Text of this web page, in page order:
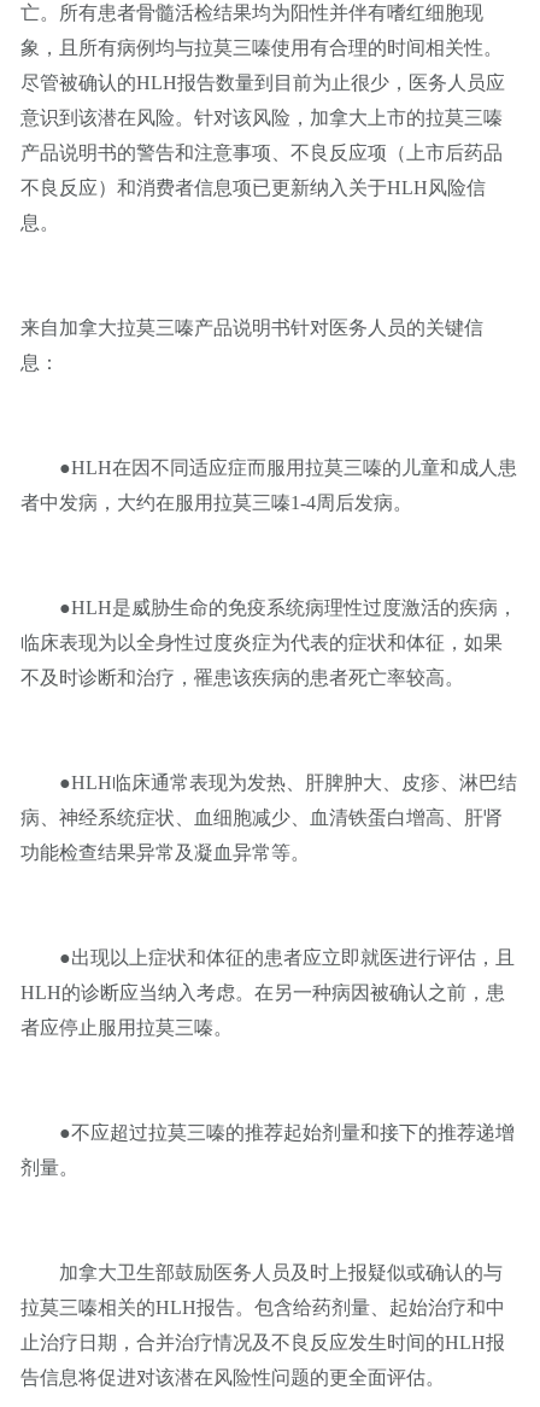
亡。所有患者骨髓活检结果均为阳性并伴有嗜红细胞现
象，且所有病例均与拉莫三嗪使用有合理的时间相关性。
尽管被确认的HLH报告数量到目前为止很少，医务人员应
意识到该潜在风险。针对该风险，加拿大上市的拉莫三嗪
产品说明书的警告和注意事项、不良反应项（上市后药品
不良反应）和消费者信息项已更新纳入关于HLH风险信
息。
来自加拿大拉莫三嗪产品说明书针对医务人员的关键信
息：
●HLH在因不同适应症而服用拉莫三嗪的儿童和成人患
者中发病，大约在服用拉莫三嗪1-4周后发病。
●HLH是威胁生命的免疫系统病理性过度激活的疾病，
临床表现为以全身性过度炎症为代表的症状和体征，如果
不及时诊断和治疗，罹患该疾病的患者死亡率较高。
●HLH临床通常表现为发热、肝脾肿大、皮疹、淋巴结
病、神经系统症状、血细胞减少、血清铁蛋白增高、肝肾
功能检查结果异常及凝血异常等。
●出现以上症状和体征的患者应立即就医进行评估，且
HLH的诊断应当纳入考虑。在另一种病因被确认之前，患
者应停止服用拉莫三嗪。
●不应超过拉莫三嗪的推荐起始剂量和接下的推荐递增
剂量。
加拿大卫生部鼓励医务人员及时上报疑似或确认的与
拉莫三嗪相关的HLH报告。包含给药剂量、起始治疗和中
止治疗日期，合并治疗情况及不良反应发生时间的HLH报
告信息将促进对该潜在风险性问题的更全面评估。